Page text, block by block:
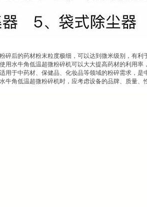
碎后的药材粉末粒度极细，可以达到微米级别，有利
用水牛角低温超微粉碎机可以大大提高药材的利用率
用于中药材、保健品、化妆品等领域的粉碎需求，是
牛角低温超微粉碎机时，应考虑设备的品牌、质量